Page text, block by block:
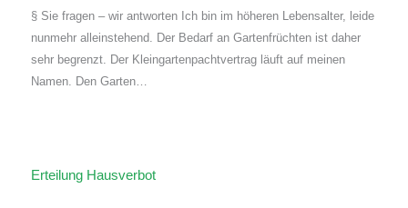
§ Sie fragen – wir antworten Ich bin im höheren Lebensalter, leide
nunmehr alleinstehend. Der Bedarf an Gartenfrüchten ist daher
sehr begrenzt. Der Kleingartenpachtvertrag läuft auf meinen
Namen. Den Garten…
Erteilung Hausverbot